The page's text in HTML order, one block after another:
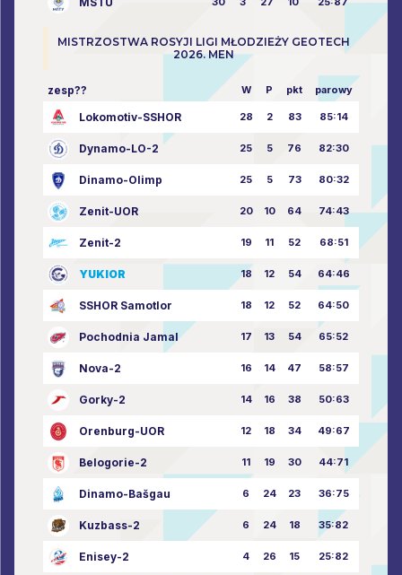
MISTRZOSTWA ROSYJI LIGI MŁODZIEŻY GEOTECH
2026. MEN
zesp?? W P pkt parowy
Lokomotiv-SSHOR 28 2 83 85:14
Dynamo-LO-2 25 5 76 82:30
Dinamo-Olimp 25 5 73 80:32
Zenit-UOR 20 10 64 74:43
Zenit-2 19 11 52 68:51
YUKIOR 18 12 54 64:46
SSHOR Samotlor 18 12 52 64:50
Pochodnia Jamal 17 13 54 65:52
Nova-2 16 14 47 58:57
Gorky-2 14 16 38 50:63
Orenburg-UOR 12 18 34 49:67
Belogorie-2 11 19 30 44:71
Dinamo-Bašgau 6 24 23 36:75
Kuzbass-2 6 24 18 35:82
Enisey-2 4 26 15 25:82